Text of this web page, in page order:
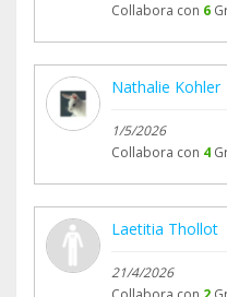
Collabora con 6
Nathalie Kohler
1/5/2026
Collabora con 4
Laetitia Thollot
21/4/2026